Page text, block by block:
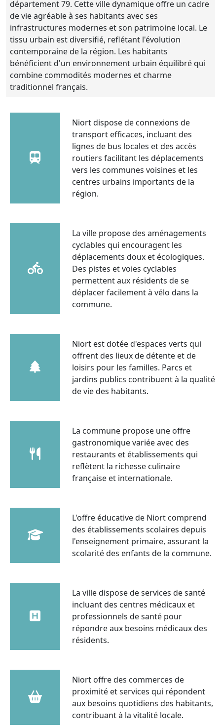
département 79. Cette ville dynamique offre un cadre
de vie agréable à ses habitants avec ses
infrastructures modernes et son patrimoine local. Le
tissu urbain est diversifié, reflétant l'évolution
contemporaine de la région. Les habitants
bénéficient d'un environnement urbain équilibré qui
combine commodités modernes et charme
traditionnel français.
Niort dispose de connexions de
transport efficaces, incluant des
lignes de bus locales et des accès
routiers facilitant les déplacements
vers les communes voisines et les
centres urbains importants de la
région.
La ville propose des aménagements
cyclables qui encouragent les
déplacements doux et écologiques.
Des pistes et voies cyclables
permettent aux résidents de se
déplacer facilement à vélo dans la
commune.
Niort est dotée d'espaces verts qui
offrent des lieux de détente et de
loisirs pour les familles. Parcs et
jardins publics contribuent à la qualité
de vie des habitants.
La commune propose une offre
gastronomique variée avec des
restaurants et établissements qui
reflètent la richesse culinaire
française et internationale.
L'offre éducative de Niort comprend
des établissements scolaires depuis
l'enseignement primaire, assurant la
scolarité des enfants de la commune.
La ville dispose de services de santé
incluant des centres médicaux et
professionnels de santé pour
répondre aux besoins médicaux des
résidents.
Niort offre des commerces de
proximité et services qui répondent
aux besoins quotidiens des habitants,
contribuant à la vitalité locale.